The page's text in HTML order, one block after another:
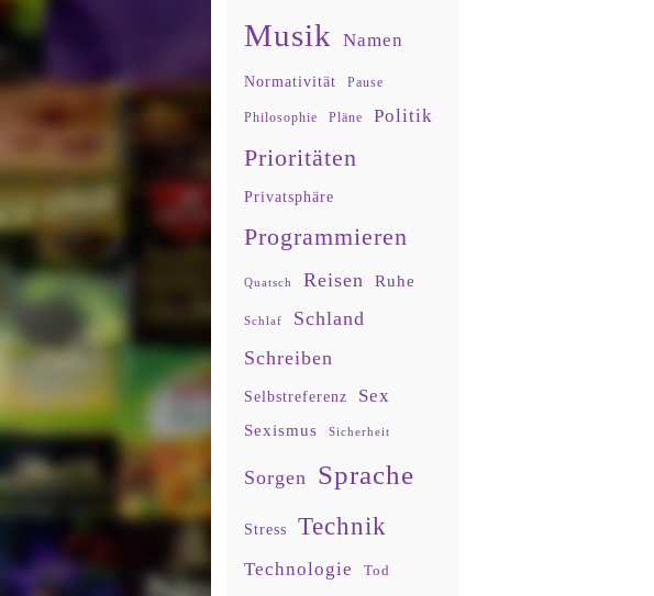
Musik Namen
Normativität Pause
Philosophie Pläne Politik
Prioritäten
Privatsphäre
Programmieren
Quatsch Reisen Ruhe
Schlaf
Schland
Schreiben
Selbstreferenz Sex
Sexismus Sicherheit
Sorgen Sprache
Stress Technik
Technologie Tod